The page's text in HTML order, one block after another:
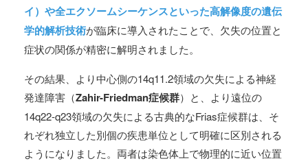
イ）や全エクソームシーケンスといった高解像度の遺伝
学的解析技術が臨床に導入されたことで、欠失の位置と
症状の関係が精密に解明されました。
その結果、より中心側の14q11.2領域の欠失による神経
発達障害（Zahir-Friedman症候群）と、より遠位の
14q22-q23領域の欠失による古典的なFrias症候群は、そ
れぞれ独立した別個の疾患単位として明確に区別される
ようになりました。両者は染色体上で物理的に近い位置